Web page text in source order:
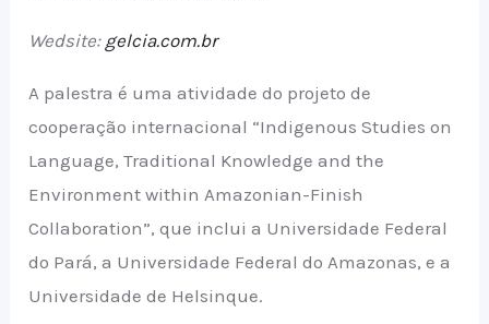
Wedsite: gelcia.com.br
A palestra é uma atividade do projeto de
cooperação internacional “Indigenous Studies on
Language, Traditional Knowledge and the
Environment within Amazonian-Finish
Collaboration”, que inclui a Universidade Federal
do Pará, a Universidade Federal do Amazonas, e a
Universidade de Helsinque.